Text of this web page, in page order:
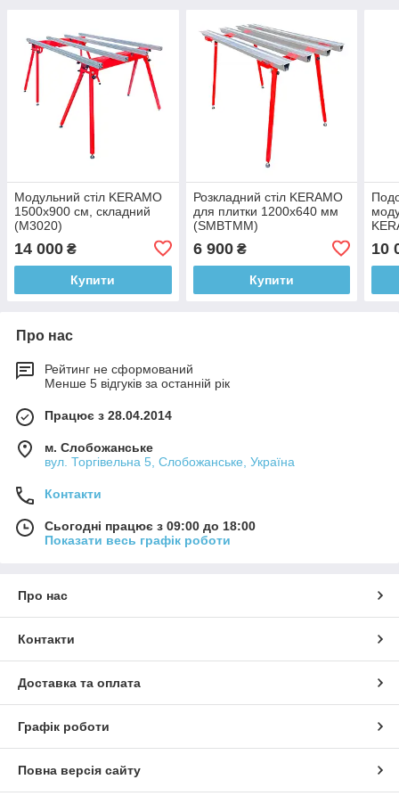
Модульний стіл KERAMO
1500х900 см, складний
(M3020)
14 000 ₴
Купити
Розкладний стіл KERAMO
для плитки 1200х640 мм
(SMBTMM)
6 900₴
Купити
10
Про нас
Рейтинг не сформований
Менше 5 відгуків за останній рік
Працює з 28.04.2014
м. Слобожанське
вул. Торгівельна 5, Слобожанське, Україна
Контакти
Сьогодні працює з 09:00 до 18:00
Показати весь графік роботи
Про нас
Контакти
Доставка та оплата
Графік роботи
Повна версія сайту